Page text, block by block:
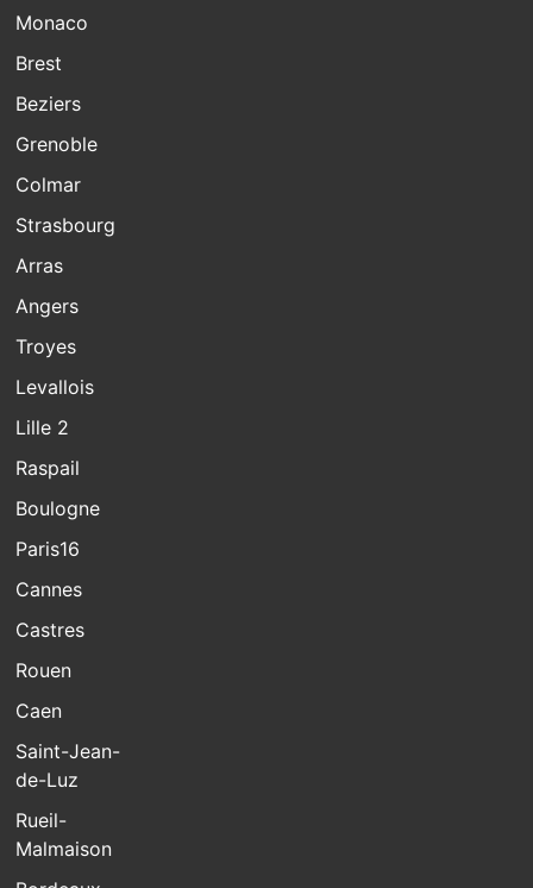
Monaco
Brest
Beziers
Grenoble
Colmar
Strasbourg
Arras
Angers
Troyes
Levallois
Lille 2
Raspail
Boulogne
Paris16
Cannes
Castres
Rouen
Caen
Saint-Jean-
de-Luz
Rueil-
Malmaison